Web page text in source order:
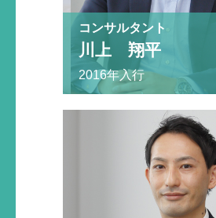
コンサルタント
川上 翔平
2016年入行